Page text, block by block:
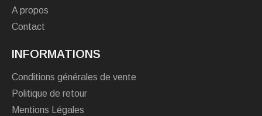
A propos
Contact
INFORMATIONS
Conditions générales de vente
Politique de retour
Mentions Légales